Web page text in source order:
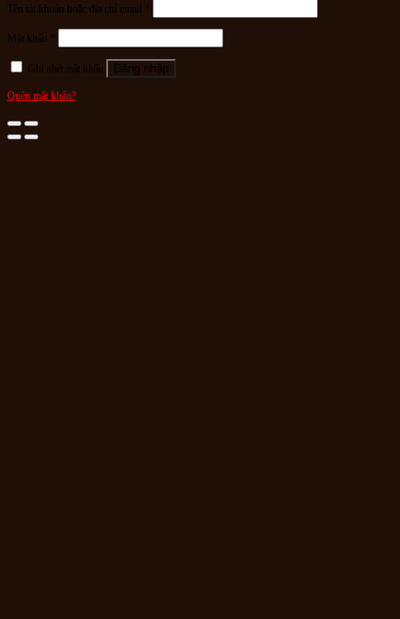
Tên tài khoản hoặc địa chỉ email *
Mật khẩu *
Ghi nhớ mật khẩu Đăng nhập
Quên mật khẩu?